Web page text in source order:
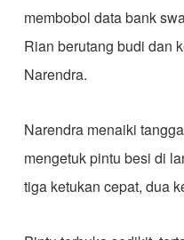
membobol data bank
Rian berutang budi dan
Narendra.
​Narendra menaiki
mengetuk pintu besi di
tiga ketukan cepat, dua